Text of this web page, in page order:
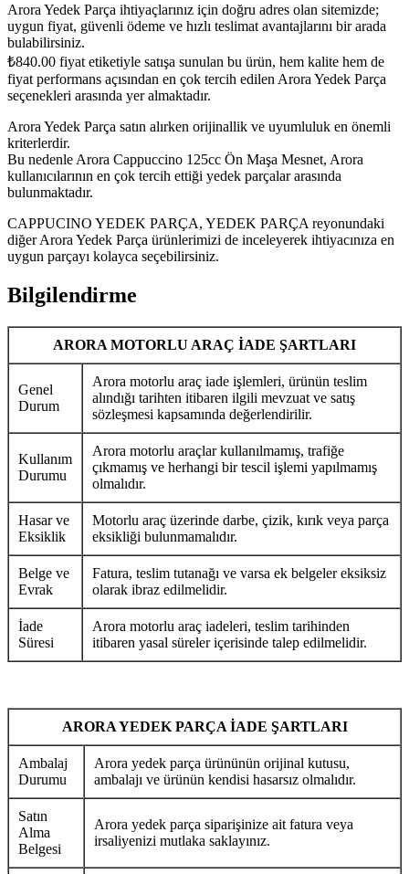
Arora Yedek Parça ihtiyaçlarınız için doğru adres olan sitemizde;
uygun fiyat, güvenli ödeme ve hızlı teslimat avantajlarını bir arada
bulabilirsiniz.
₺840.00 fiyat etiketiyle satışa sunulan bu ürün, hem kalite hem de
fiyat performans açısından en çok tercih edilen Arora Yedek Parça
seçenekleri arasında yer almaktadır.
Arora Yedek Parça satın alırken orijinallik ve uyumluluk en önemli
kriterlerdir.
Bu nedenle Arora Cappuccino 125cc Ön Maşa Mesnet, Arora
kullanıcılarının en çok tercih ettiği yedek parçalar arasında
bulunmaktadır.
CAPPUCINO YEDEK PARÇA, YEDEK PARÇA reyonundaki
diğer Arora Yedek Parça ürünlerimizi de inceleyerek ihtiyacınıza en
uygun parçayı kolayca seçebilirsiniz.
Bilgilendirme
ARORA MOTORLU ARAÇ İADE ŞARTLARI
Genel
Durum
Arora motorlu araç iade işlemleri, ürünün teslim
alındığı tarihten itibaren ilgili mevzuat ve satış
sözleşmesi kapsamında değerlendirilir.
Kullanım
Durumu
Arora motorlu araçlar kullanılmamış, trafiğe
çıkmamış ve herhangi bir tescil işlemi yapılmamış
olmalıdır.
Hasar ve
Eksiklik
Motorlu araç üzerinde darbe, çizik, kırık veya parça
eksikliği bulunmamalıdır.
Belge ve
Evrak
Fatura, teslim tutanağı ve varsa ek belgeler eksiksiz
olarak ibraz edilmelidir.
İade
Süresi
Arora motorlu araç iadeleri, teslim tarihinden
itibaren yasal süreler içerisinde talep edilmelidir.
ARORA YEDEK PARÇA İADE ŞARTLARI
Ambalaj
Durumu
Arora yedek parça ürününün orijinal kutusu,
ambalajı ve ürünün kendisi hasarsız olmalıdır.
Satın
Alma
Belgesi
Arora yedek parça siparişinize ait fatura veya
irsaliyenizi mutlaka saklayınız.